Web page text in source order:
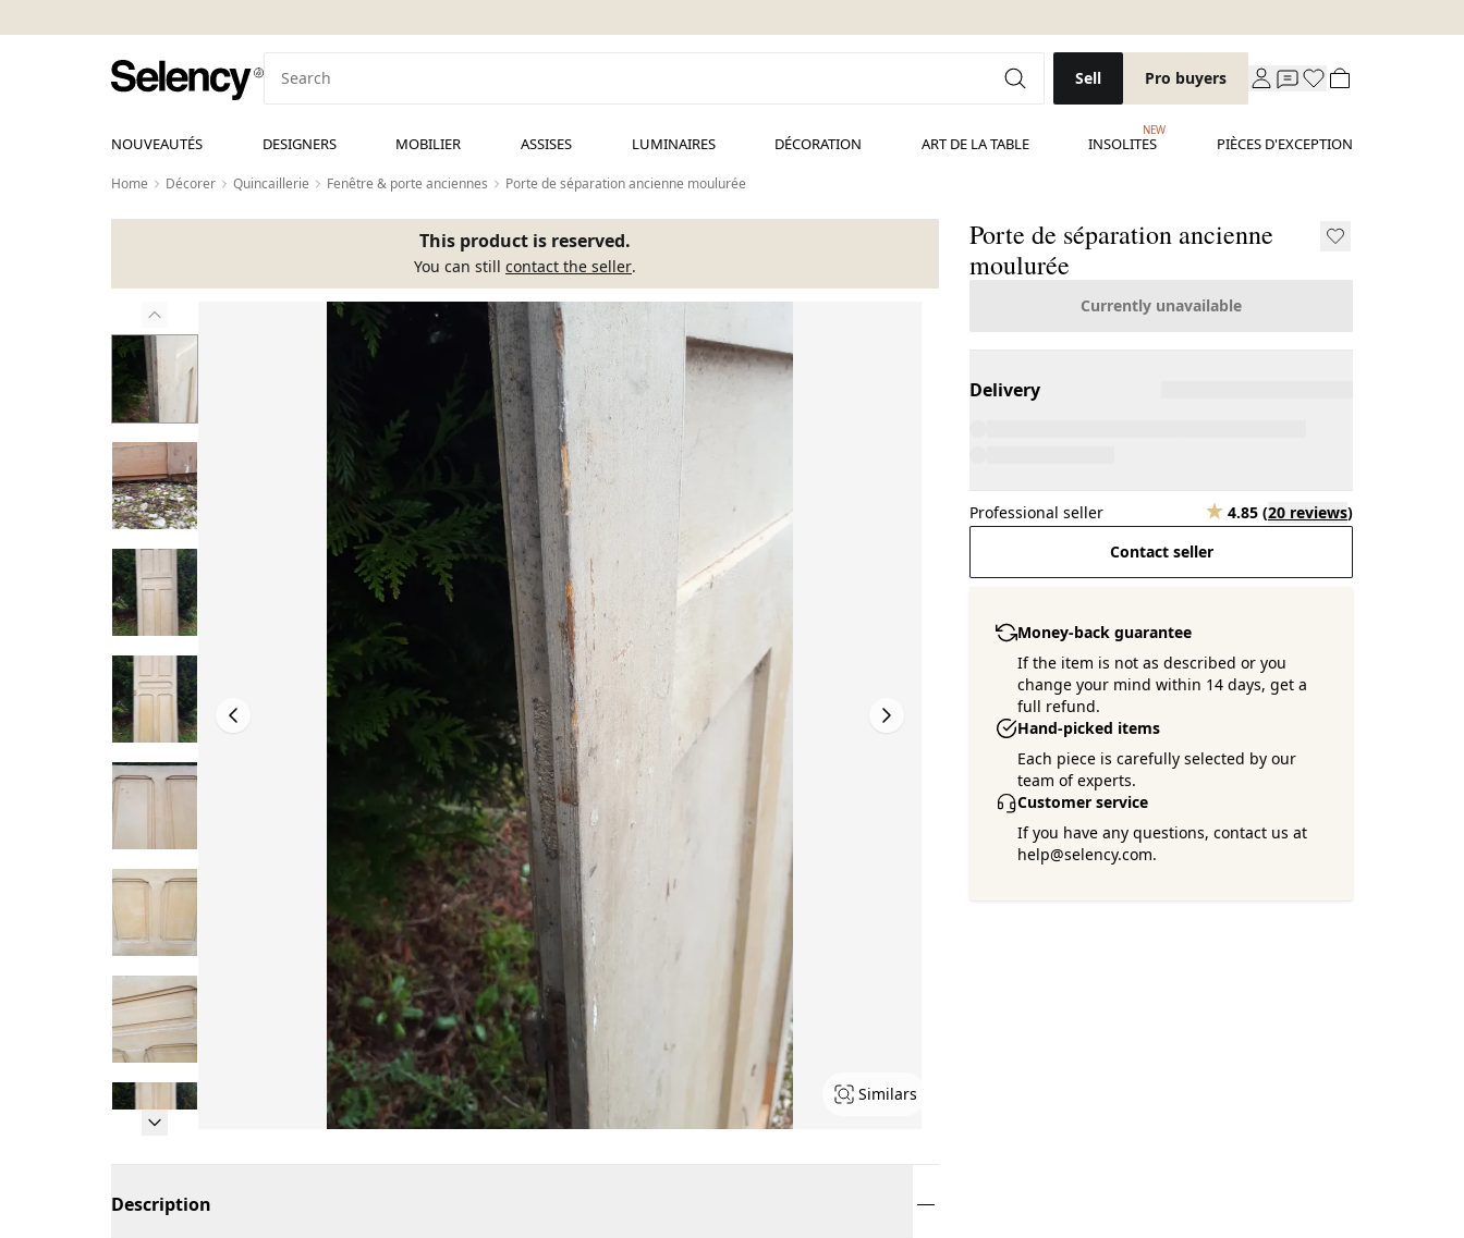
Sell Pro buyers
NOUVEAUTÉS DESIGNERS MOBILIER ASSISES LUMINAIRES DÉCORATION ART DE LA TABLE INSOLITES
NEW
PIÈCES D'EXCEPTION
Home Décorer Quincaillerie Fenêtre & porte anciennes Porte de séparation ancienne moulurée
This product is reserved.
You can still contact the seller.
Similars
Porte de séparation ancienne
moulurée
Currently unavailable
Delivery
Professional seller 4.85 (20 reviews)
Contact seller
Money-back guarantee
If the item is not as described or you
change your mind within 14 days, get a
full refund.
Hand-picked items
Each piece is carefully selected by our
team of experts.
Customer service
If you have any questions, contact us at
help@selency.com.
Description